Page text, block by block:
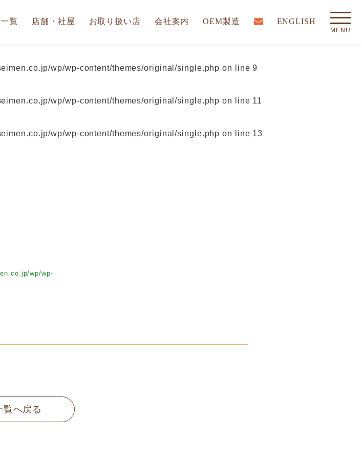
覧 店舗・社屋 お取り扱い店 会社案内 OEM製造 ENGLISH
wp/wp-content/themes/original/single.php on line9
wp/wp-content/themes/original/single.php on line 11
wp/wp-content/themes/original/single.php on line 13
wp/wp-
覧へ戻る